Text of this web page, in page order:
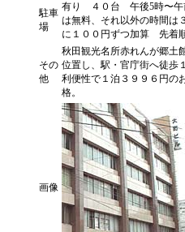
駐車
場
有り ４０台 午後5時〜午
は無料、それ以外の時間は
に１００円ずつ加算 先着
その
他
秋田観光名所赤れんが郷土
位置し、駅・官庁街へ徒歩
利便性で１泊３９９６円の
格。
画像